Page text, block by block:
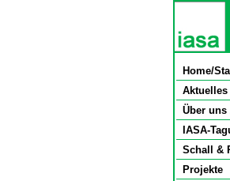
Home/
Aktuelles
Über uns
IASA-
Schall &
Projekte